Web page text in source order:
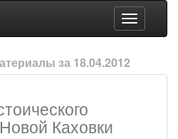
Toggle
navigation
за 18.04.2012
Каховки